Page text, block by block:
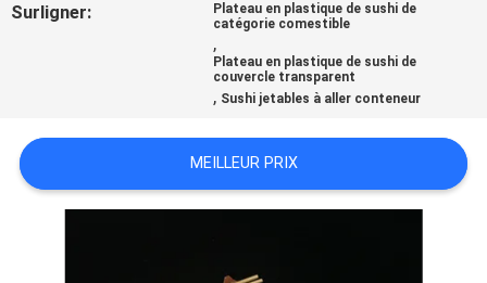
DU
SITE
Surligner:
Plateau en plastique de sushi de
catégorie comestible
,
Plateau en plastique de sushi de
couvercle transparent
, Sushi jetables à aller conteneur
MEILLEUR PRIX